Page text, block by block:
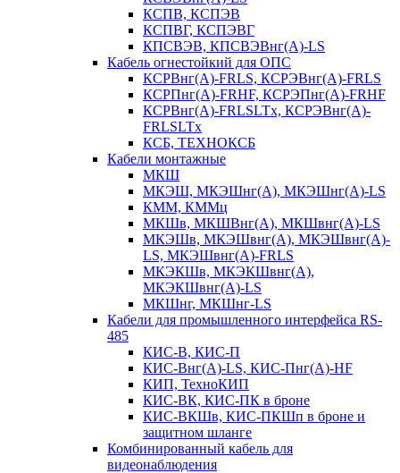
КСПВ, КСПЭВ
КСПВГ, КСПЭВГ
КПСВЭВ, КПСВЭВнг(А)-LS
Кабель огнестойкий для ОПС
КСРВнг(А)-FRLS, КСРЭВнг(А)-FRLS
КСРПнг(А)-FRHF, КСРЭПнг(А)-FRHF
КСРВнг(А)-FRLSLTx, КСРЭВнг(А)-
FRLSLTx
КСБ, ТЕХНОКСБ
Кабели монтажные
МКШ
МКЭШ, МКЭШнг(А), МКЭШнг(А)-LS
КММ, КММц
МКШв, МКШВнг(А), МКШвнг(А)-LS
МКЭШв, МКЭШвнг(А), МКЭШвнг(А)-
LS, МКЭШвнг(А)-FRLS
МКЭКШв, МКЭКШвнг(А),
МКЭКШвнг(А)-LS
МКШнг, МКШнг-LS
Кабели для промышленного интерфейса RS-
485
КИС-В, КИС-П
КИС-Внг(А)-LS, КИС-Пнг(А)-HF
КИП, ТехноКИП
КИС-ВК, КИС-ПК в броне
КИС-ВКШв, КИС-ПКШп в броне и
защитном шланге
Комбинированный кабель для
видеонаблюдения